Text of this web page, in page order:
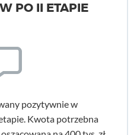
PO II ETAPIE
pozytywnie w
Kwota potrzebna